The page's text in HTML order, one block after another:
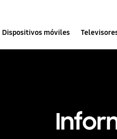
Dispositivos móviles